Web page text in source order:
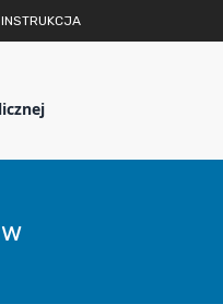
INSTRUKCJA